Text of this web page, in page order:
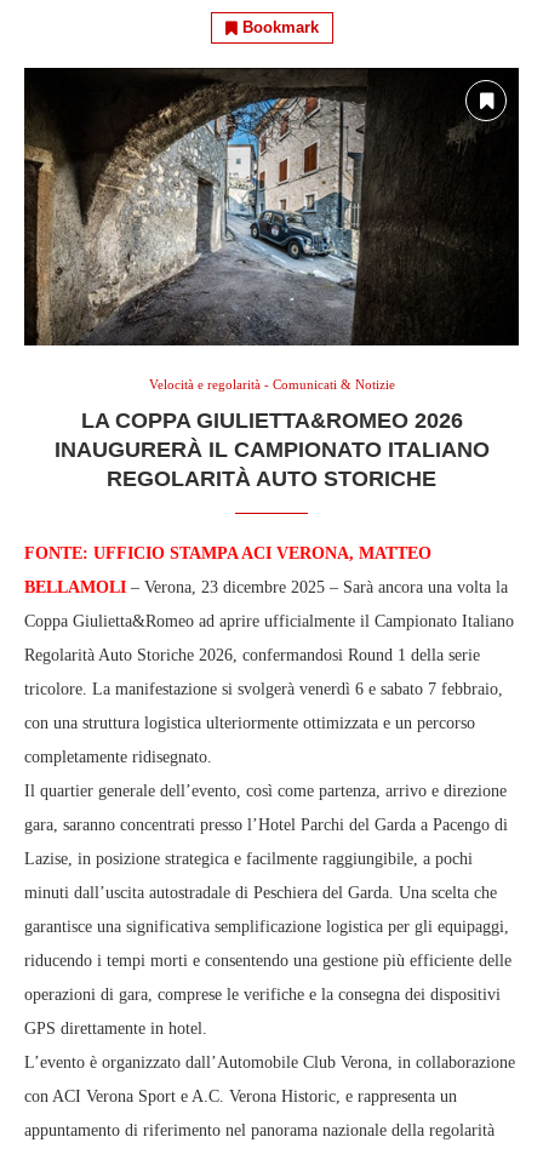
Bookmark
Velocità e regolarità - Comunicati & Notizie
LA COPPA GIULIETTA&ROMEO 2026
INAUGURERÀ IL CAMPIONATO ITALIANO
REGOLARITÀ AUTO STORICHE
FONTE: UFFICIO STAMPA ACI VERONA, MATTEO
BELLAMOLI – Verona, 23 dicembre 2025 – Sarà ancora una volta la
Coppa Giulietta&Romeo ad aprire ufficialmente il Campionato Italiano
Regolarità Auto Storiche 2026, confermandosi Round 1 della serie
tricolore. La manifestazione si svolgerà venerdì 6 e sabato 7 febbraio,
con una struttura logistica ulteriormente ottimizzata e un percorso
completamente ridisegnato.
Il quartier generale dell’evento, così come partenza, arrivo e direzione
gara, saranno concentrati presso l’Hotel Parchi del Garda a Pacengo di
Lazise, in posizione strategica e facilmente raggiungibile, a pochi
minuti dall’uscita autostradale di Peschiera del Garda. Una scelta che
garantisce una significativa semplificazione logistica per gli equipaggi,
riducendo i tempi morti e consentendo una gestione più efficiente delle
operazioni di gara, comprese le verifiche e la consegna dei dispositivi
GPS direttamente in hotel.
L’evento è organizzato dall’Automobile Club Verona, in collaborazione
con ACI Verona Sport e A.C. Verona Historic, e rappresenta un
appuntamento di riferimento nel panorama nazionale della regolarità